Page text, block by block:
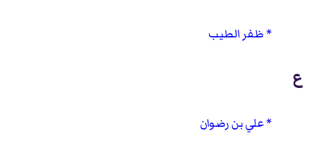
ظفر الطيب
ع
علي بن رضوان